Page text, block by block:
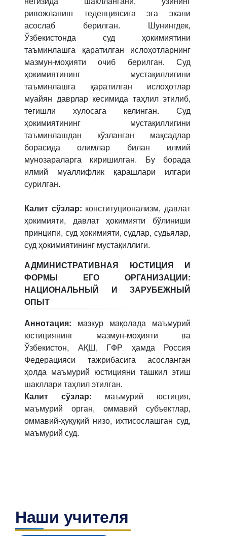
ривожланиш теденциясига эга экани
асослаб берилган. Шунингдек,
Ўзбекистонда суд ҳокимиятини
таъминлашга қаратилган ислоҳотларнинг
мазмун-моҳияти очиб берилган. Суд
ҳокимиятининг мустақиллигини
таъминлашга қаратилган ислоҳотлар
муайян даврлар кесимида таҳлил этилиб,
тегишли хулосага келинган. Суд
ҳокимиятининг мустақиллигини
таъминлашдан кўзланган мақсадлар
борасида олимлар билан илмий
мунозараларга киришилган. Бу борада
илмий муаллифлик қарашлари илгари
сурилган.
Калит сўзлар: конституционализм, давлат
ҳокимияти, давлат ҳокимияти бўлиниши
принципи, суд ҳокимияти, судлар, судьялар,
суд ҳокимиятининг мустақиллиги.
АДМИНИСТРАТИВНАЯ ЮСТИЦИЯ И
ФОРМЫ ЕГО ОРГАНИЗАЦИИ:
НАЦИОНАЛЬНЫЙ И ЗАРУБЕЖНЫЙ
ОПЫТ
Аннотация: мазкур мақолада маъмурий
юстициянинг мазмун-моҳияти ва
Ўзбекистон, АҚШ, ГФР ҳамда Россия
Федерацияси тажрибасига асосланган
ҳолда маъмурий юстицияни ташкил этиш
шакллари таҳлил этилган.
Калит сўзлар: маъмурий юстиция,
маъмурий орган, оммавий субъектлар,
оммавий-ҳуқуқий низо, ихтисослашган суд,
маъмурий суд.
Наши учителя